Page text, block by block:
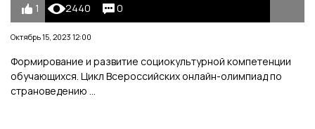
1 2440 0
Октябрь 15, 2023 12:00
Формирование и развитие социокультурной компетенции
обучающихся. Цикл Всероссийских онлайн-олимпиад по
страноведению ...